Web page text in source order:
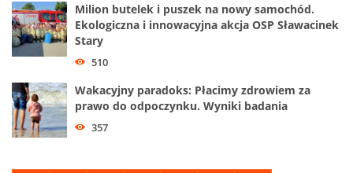
Milion butelek i puszek na nowy samochód.
Ekologiczna i innowacyjna akcja OSP Sławacinek
Stary
510
Wakacyjny paradoks: Płacimy zdrowiem za
prawo do odpoczynku. Wyniki badania
357